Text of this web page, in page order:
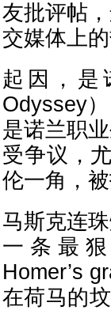
友批评帖
交媒体上的
起因，是
Odyssey
是诺兰职
受争议，
伦一角，
马斯克连
一条最
Homer’s
在荷马的